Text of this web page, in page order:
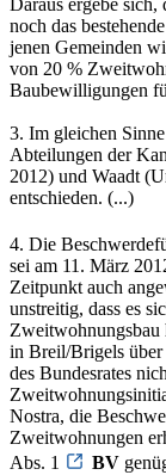
noch das
jenen Gemeinden
von 20 %
Baubewilligungen
3. Im gleichen
Abteilungen der
2012) und Waadt
entschieden. (...)
4. Die
sei am 11. März
Zeitpunkt auch
unstreitig, dass es
Zweitwohnungsbau
in Breil/Brigels über
des Bundesrates
Nostra, die
Zweitwohnungen
Abs. 1
BV